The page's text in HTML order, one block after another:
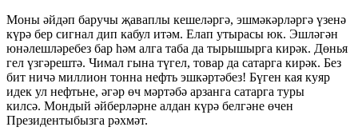
Моны әйдәп баручы җаваплы кешеләргә, эшмәкәрләргә үзенә
күрә бер сигнал дип кабул итәм. Елап утырасы юк. Эшләгән
юнәлешләребез бар һәм алга таба да тырышырга кирәк. Дөнья
гел үзгәрештә. Чимал гына түгел, товар да сатарга кирәк. Без
бит ничә миллион тонна нефть эшкәртәбез! Бүген кая куяр
идек ул нефтьне, әгәр өч мәртәбә арзанга сатарга туры
килсә. Мондый әйберләрне алдан күрә белгәне өчен
Президентыбызга рәхмәт.